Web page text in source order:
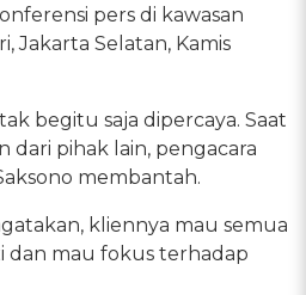
pers di kawasan
Jakarta Selatan, Kamis
begitu saja dipercaya. Saat
dari pihak lain, pengacara
membantah.
kliennya mau semua
dan mau fokus terhadap